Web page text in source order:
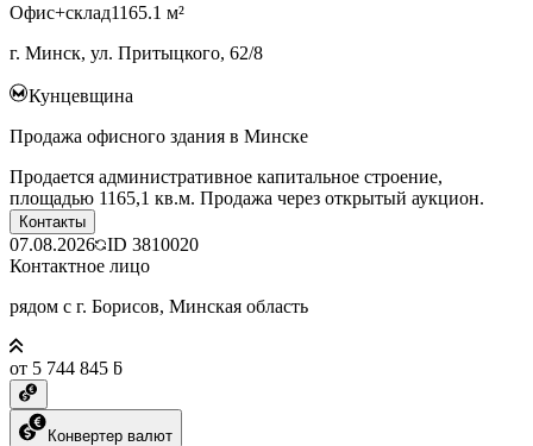
Офис+склад1165.1 м²
г. Минск, ул. Притыцкого, 62/8
Кунцевщина
Продажа офисного здания в Минске
Продается административное капитальное строение,
площадью 1165,1 кв.м. Продажа через открытый аукцион.
Контакты
07.08.2026 ID 3810020
Контактное лицо
рядом с г. Борисов, Минская область
от 5 744 845 ƃ
Конвертер валют